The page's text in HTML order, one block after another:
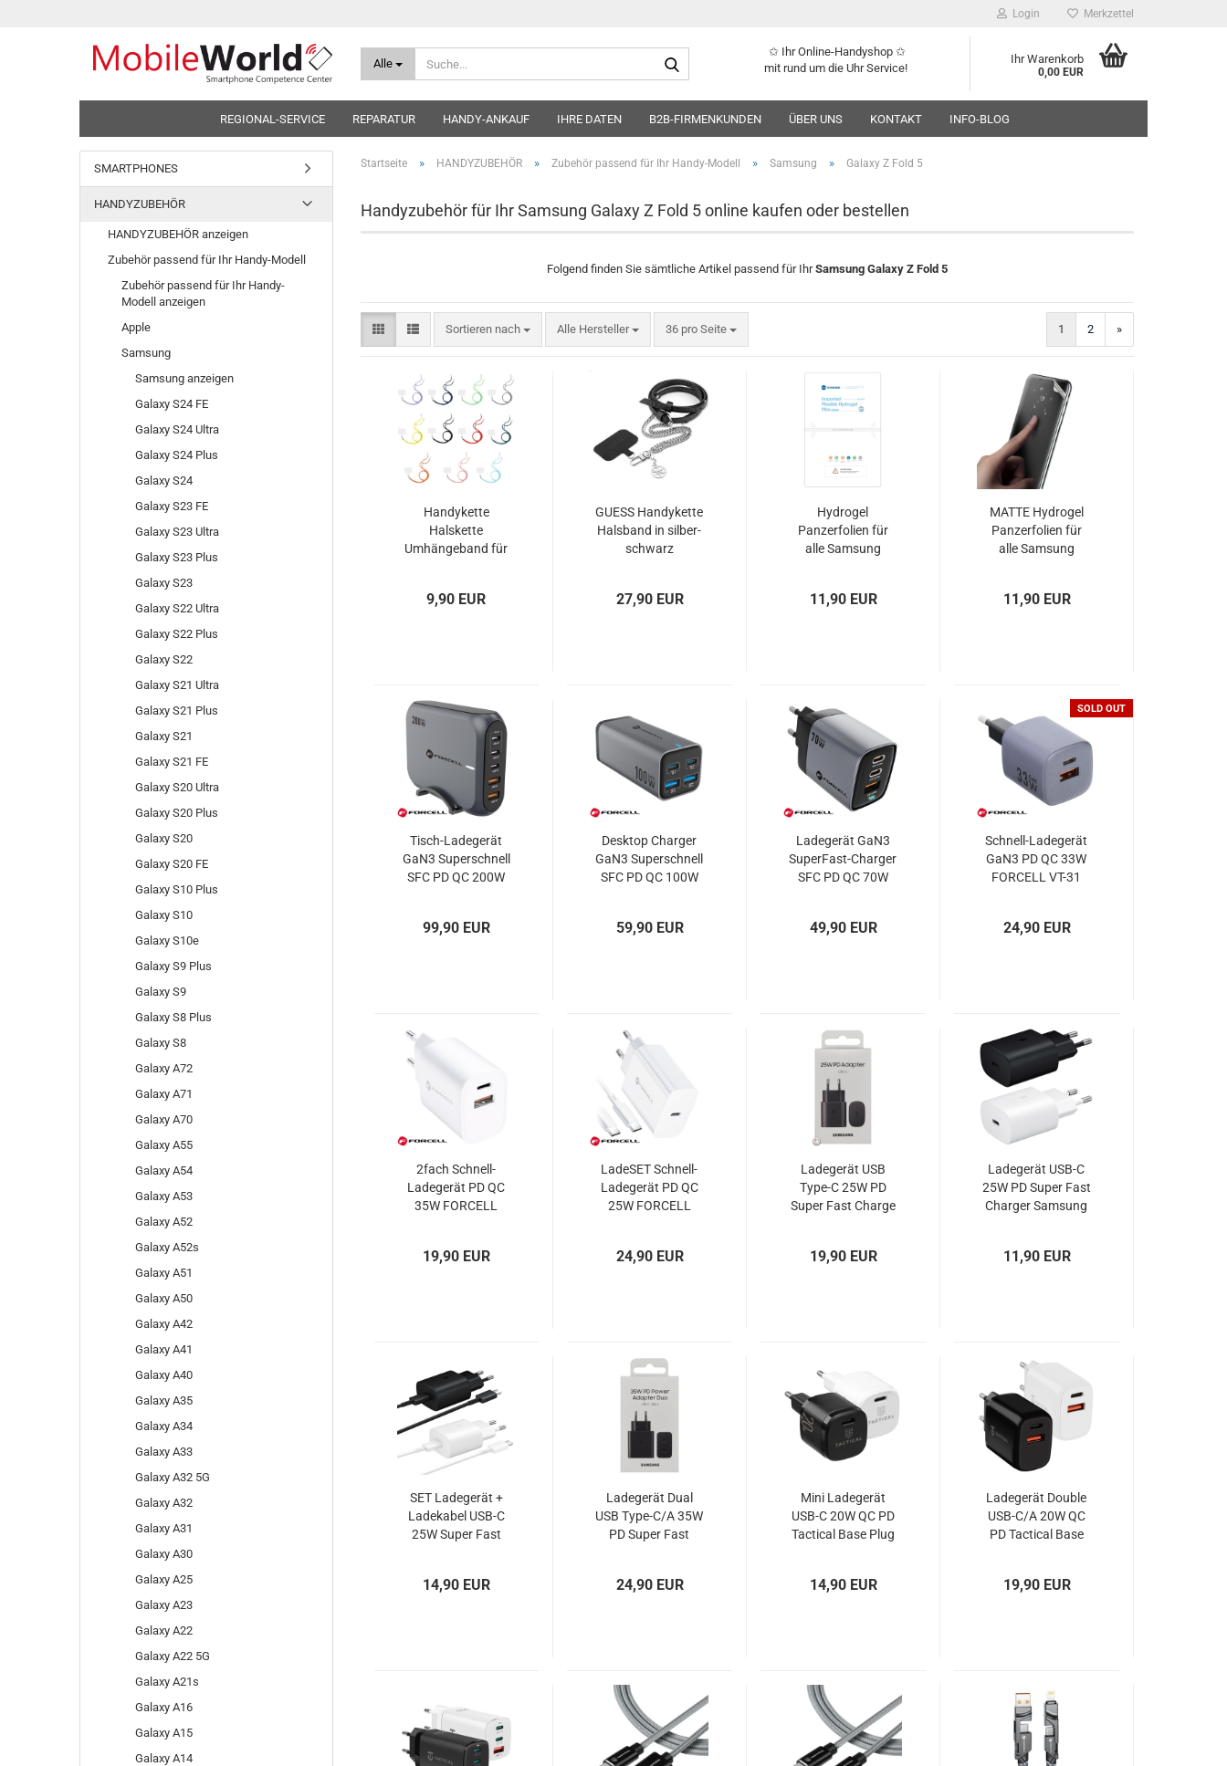
Login Merkzettel
Alle
✩ Ihr Online-Handyshop ✩
mit rund um die Uhr Service!
Ihr Warenkorb
0,00 EUR
REGIONAL-SERVICE REPARATUR HANDY-ANKAUF IHRE DATEN B2B-FIRMENKUNDEN ÜBER UNS KONTAKT INFO-BLOG
Startseite » HANDYZUBEHÖR » Zubehör passend für Ihr Handy-Modell » Samsung » Galaxy Z Fold 5
Handyzubehör für Ihr Samsung Galaxy Z Fold 5 online kaufen oder bestellen
Folgend finden Sie sämtliche Artikel passend für IhrSamsung Galaxy Z Fold 5
Sortieren nach
Sortieren nach Alle Hersteller 36 pro Seite
pro Seite 1 2 »
Handykette
Halskette
Umhängeband für
9,90 EUR
GUESS Handykette
Halsband in silber-
schwarz
27,90 EUR
Hydrogel
Panzerfolien für
alle Samsung
11,90 EUR
MATTE Hydrogel
Panzerfolien für
alle Samsung
11,90 EUR
Tisch-Ladegerät
GaN3 Superschnell
SFC PD QC 200W
99,90 EUR
Desktop Charger
GaN3 Superschnell
SFC PD QC 100W
59,90 EUR
Ladegerät GaN3
SuperFast-Charger
SFC PD QC 70W
49,90 EUR
SOLD OUT
Schnell-Ladegerät
GaN3 PD QC 33W
FORCELL VT-31
24,90 EUR
2fach Schnell-
Ladegerät PD QC
35W FORCELL
19,90 EUR
LadeSET Schnell-
Ladegerät PD QC
25W FORCELL
24,90 EUR
Ladegerät USB
Type-C 25W PD
Super Fast Charge
Blister
19,90 EUR
Ladegerät USB-C
25W PD Super Fast
Charger Samsung
11,90 EUR
SET Ladegerät +
Ladekabel USB-C
25W Super Fast
DA705 OOB
14,90 EUR
Ladegerät Dual
USB Type-C/A 35W
PD Super Fast
Blister
24,90 EUR
Mini Ladegerät
USB-C 20W QC PD
Tactical Base Plug
14,90 EUR
Ladegerät Double
USB-C/A 20W QC
PD Tactical Base
19,90 EUR
SMARTPHONES
HANDYZUBEHÖR
HANDYZUBEHÖR anzeigen
Zubehör passend für Ihr Handy-Modell
Zubehör passend für Ihr Handy-
Modell anzeigen
Apple
Samsung
Samsung anzeigen
Galaxy S24 FE
Galaxy S24 Ultra
Galaxy S24 Plus
Galaxy S24
Galaxy S23 FE
Galaxy S23 Ultra
Galaxy S23 Plus
Galaxy S23
Galaxy S22 Ultra
Galaxy S22 Plus
Galaxy S22
Galaxy S21 Ultra
Galaxy S21 Plus
Galaxy S21
Galaxy S21 FE
Galaxy S20 Ultra
Galaxy S20 Plus
Galaxy S20
Galaxy S20 FE
Galaxy S10 Plus
Galaxy S10
Galaxy S10e
Galaxy S9 Plus
Galaxy S9
Galaxy S8 Plus
Galaxy S8
Galaxy A72
Galaxy A71
Galaxy A70
Galaxy A55
Galaxy A54
Galaxy A53
Galaxy A52
Galaxy A52s
Galaxy A51
Galaxy A50
Galaxy A42
Galaxy A41
Galaxy A40
Galaxy A35
Galaxy A34
Galaxy A33
Galaxy A32 5G
Galaxy A32
Galaxy A31
Galaxy A30
Galaxy A25
Galaxy A23
Galaxy A22
Galaxy A22 5G
Galaxy A21s
Galaxy A16
Galaxy A15
Galaxy A14